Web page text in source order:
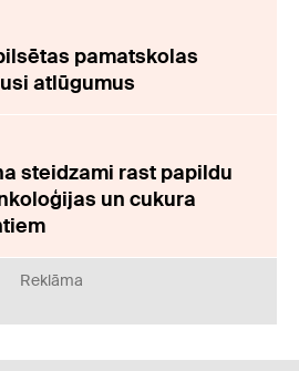
pamatskolas
atlūgumus
steidzami rast papildu
un cukura
Reklāma